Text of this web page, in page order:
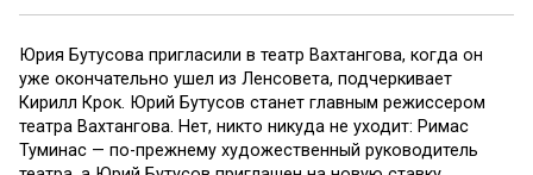
Юрия Бутусова пригласили в театр Вахтангова, когда он
уже окончательно ушел из Ленсовета, подчеркивает
Кирилл Крок. Юрий Бутусов станет главным режиссером
театра Вахтангова. Нет, никто никуда не уходит: Римас
Туминас — по-прежнему художественный руководитель